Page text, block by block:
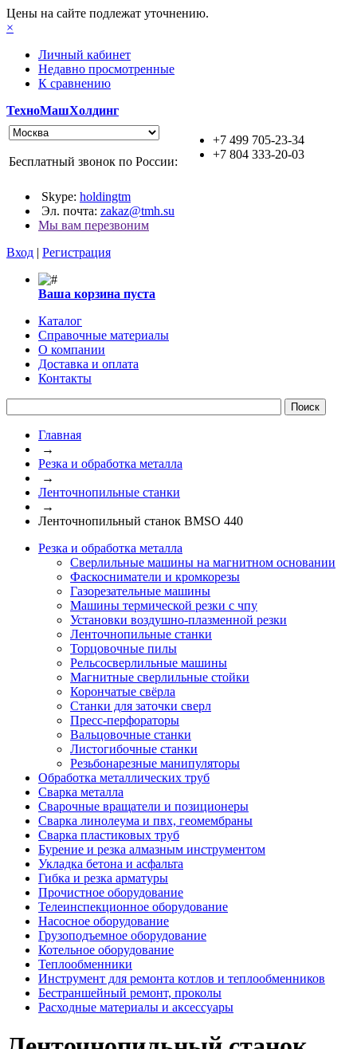
Цены на сайте подлежат уточнению.
×
Личный кабинет
Недавно просмотренные
К сравнению
ТехноМашХолдинг
+7 499 705-23-34
+7 804 333-20-03
Бесплатный звонок по России:
Skype: holdingtm
Эл. почта: zakaz@tmh.su
Мы вам перезвоним
Вход | Регистрация
Ваша корзина пуста
Каталог
Справочные материалы
О компании
Доставка и оплата
Контакты
Главная
→
Резка и обработка металла
→
Ленточнопильные станки
→
Ленточнопильный станок BMSO 440
Резка и обработка металла
Сверлильные машины на магнитном основании
Фаскосниматели и кромкорезы
Газорезательные машины
Машины термической резки с чпу
Установки воздушно-плазменной резки
Ленточнопильные станки
Торцовочные пилы
Рельсосверлильные машины
Магнитные сверлильные стойки
Корончатые свёрла
Станки для заточки сверл
Пресс-перфораторы
Вальцовочные станки
Листогибочные станки
Резьбонарезные манипуляторы
Обработка металлических труб
Сварка металла
Сварочные вращатели и позиционеры
Сварка линолеума и пвх, геомембраны
Сварка пластиковых труб
Бурение и резка алмазным инструментом
Укладка бетона и асфальта
Гибка и резка арматуры
Прочистное оборудование
Телеинспекционное оборудование
Насосное оборудование
Грузоподъемное оборудование
Котельное оборудование
Теплообменники
Инструмент для ремонта котлов и теплообменников
Бестраншейный ремонт, проколы
Расходные материалы и аксессуары